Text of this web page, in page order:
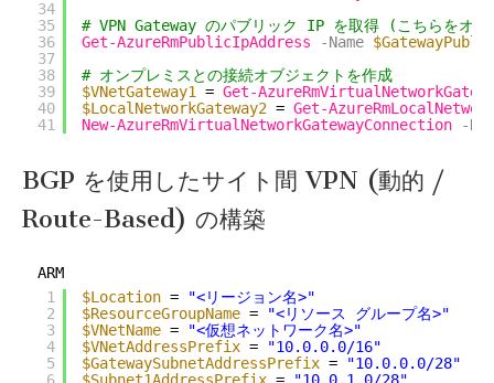
34
35
36
37
38
39
40
41
# VPN Gateway のパブリック IP を取得 (こちらをオン
Get-AzureRmPublicIpAddress
-Name
# オンプレミスとの接続オブジェクトを作成
$VNetGateway1 = Get-
$LocalNetworkGateway2 = Get-
New-AzureRmVirtualNetworkGatewayConnection
-
BGP を使用したサイト間 VPN (動的 /
Route-Based) の構築
ARM
1
2
3
4
5
$Location =
"<リージョン名>"
$ResourceGroupName =
"<リソース グループ名>"
$VNetName =
"<仮想ネットワーク名>"
$VNetAddressPrefix =
"10.0.0.0/16"
$GatewaySubnetAddressPrefix =
"10.0.0.0/28"